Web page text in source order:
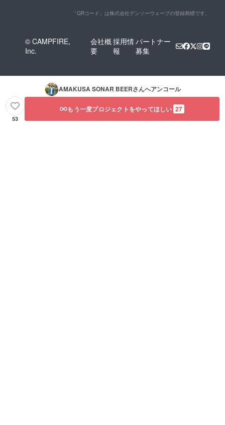
「QRコード」は株式会社デンソーウェーブの登録商標です。
© CAMPFIRE,
Inc.
会社概
要
採用情
報
パートナー
募集
AMAKUSA SONAR BEERさんへアンコール
53
もう一度プロジェクトをやってほしい 27